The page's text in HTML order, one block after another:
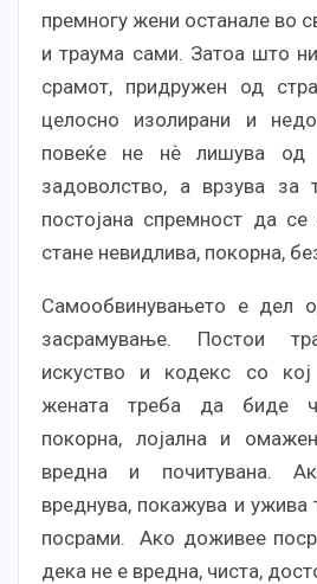
премногу жени останале во
и траума сами. Затоа што
срамот, придружен од
целосно изолирани и
повеќе не нѐ лишува од
задоволство, а врзува за
постојана спремност да
стане невидлива, покорна,
Самообвинувањето е дел
засрамување. Постои
искуство и кодекс со
жената треба да биде
покорна, лојална и
вредна и почитувана.
вреднува, покажува и ужива
посрами. Ако доживее
дека не е вредна, чиста,